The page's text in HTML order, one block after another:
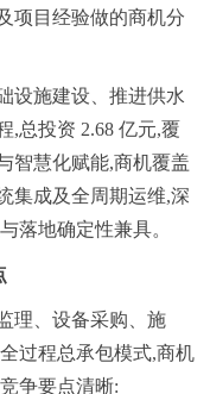
项目经验做的商机分
设施建设、推进供水
,总投资 2.68 亿元,覆
智慧化赋能,商机覆盖
集成及全周期运维,深
落地确定性兼具。
理、设备采购、施
过程总承包模式,商机
争要点清晰: